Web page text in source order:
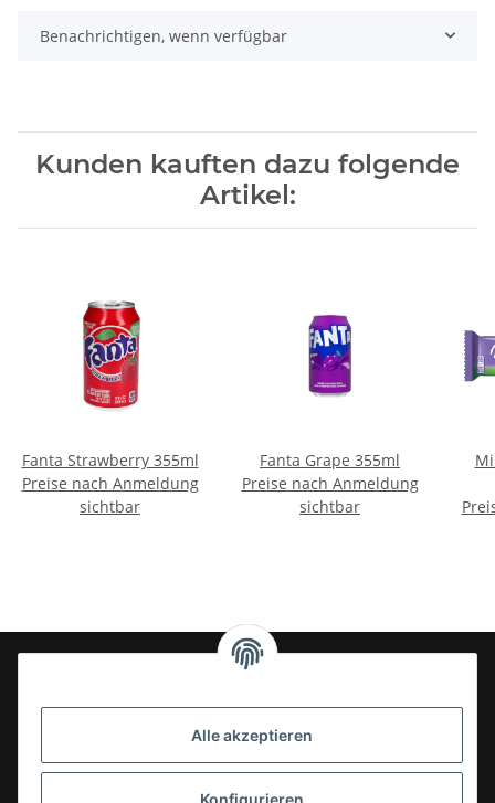
Alle akzeptieren
Benachrichtigen, wenn verfügbar
Kunden kauften dazu folgende
Artikel:
Fanta Strawberry 355ml
Preise nach Anmeldung
sichtbar
Fanta Grape 355ml
Preise nach Anmeldung
sichtbar
24-7en Kioskbedarf GmbH
- Sezer Kahveci & Cengiz Inci